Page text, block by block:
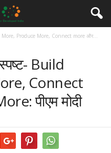
More, Produce More, Connect more और...
Build
Connect
पीएम मोदी